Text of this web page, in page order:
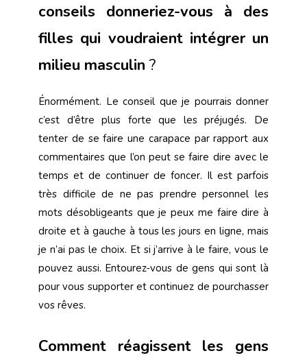
conseils donneriez-vous à des
filles qui voudraient intégrer un
milieu masculin ?
Énormément. Le conseil que je pourrais donner
c’est d’être plus forte que les préjugés. De
tenter de se faire une carapace par rapport aux
commentaires que l’on peut se faire dire avec le
temps et de continuer de foncer. Il est parfois
très difficile de ne pas prendre personnel les
mots désobligeants que je peux me faire dire à
droite et à gauche à tous les jours en ligne, mais
je n’ai pas le choix. Et si j’arrive à le faire, vous le
pouvez aussi. Entourez-vous de gens qui sont là
pour vous supporter et continuez de pourchasser
vos rêves.
Comment réagissent les gens